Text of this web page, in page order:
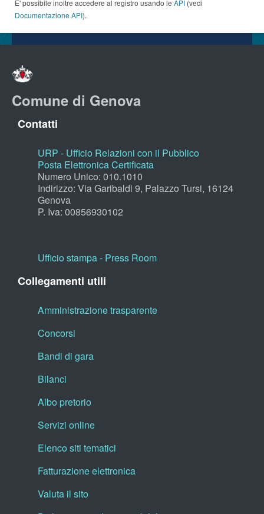
E' possibile inoltre accedere al registro usando le API (vedi
Documentazione API).
Comune di Genova
Contatti
URP - Ufficio Relazioni con il Pubblico
Posta Elettronica Certificata
Numero Unico: 010.1010
Indirizzo: Via Garibaldi 9, Palazzo Tursi, 16124
Genova
P. Iva: 00856930102
Ufficio stampa - Press Room
Collegamenti utili
Amministrazione trasparente
Concorsi
Bandi di gara
Bilanci
Albo pretorio
Servizi online
Elenco siti tematici
Fatturazione elettronica
Valuta il sito